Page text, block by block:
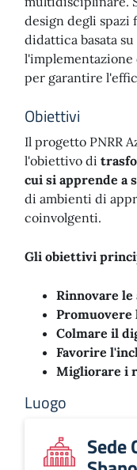
design degli spazi
didattica basata
per garantire
Obiettivi
Il progetto PNRR
l'obiettivo di
cui si apprende a
di ambienti di
coinvolgenti.
Gli obiettivi
Rinnovare le
Promuovere
Colmare il
Favorire
Migliorare i
Luogo
Sede